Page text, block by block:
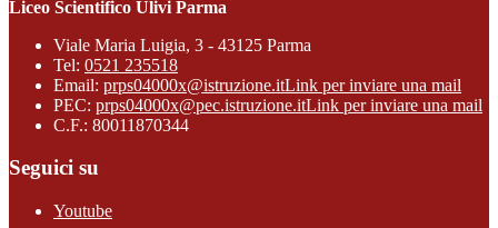
Liceo Scientifico Ulivi Parma
Viale Maria Luigia, 3 - 43125 Parma
Tel: 0521 235518
Email: prps04000x@istruzione.itLink per inviare una mail
PEC: prps04000x@pec.istruzione.itLink per inviare una mail
C.F.: 80011870344
Seguici su
Youtube